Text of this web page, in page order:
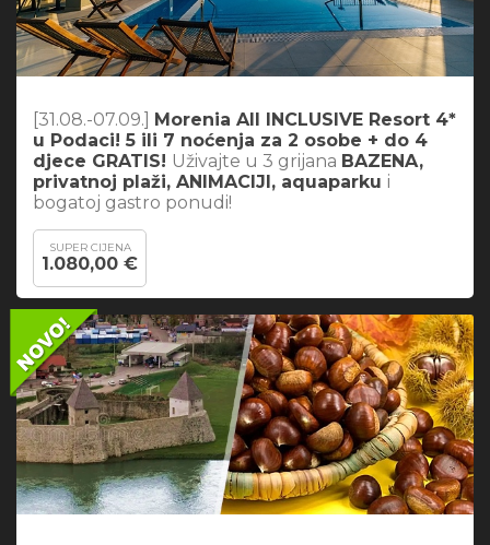
[31.08.-07.09.] Morenia All INCLUSIVE Resort 4*
u Podaci! 5 ili 7 noćenja za 2 osobe + do 4
djece GRATIS! Uživajte u 3 grijana BAZENA,
privatnoj plaži, ANIMACIJI, aquaparku i
bogatoj gastro ponudi!
SUPER CIJENA
1.080,00 €